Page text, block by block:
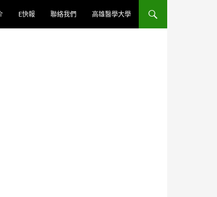
E快報 聯絡我們 高雄醫學大學